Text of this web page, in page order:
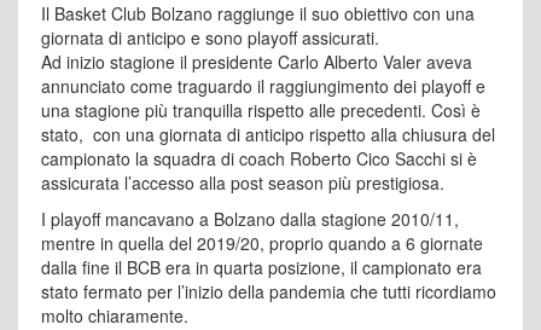
Il Basket Club Bolzano raggiunge il suo obiettivo con una
giornata di anticipo e sono playoff assicurati.
Ad inizio stagione il presidente Carlo Alberto Valer aveva
annunciato come traguardo il raggiungimento dei playoff e
una stagione più tranquilla rispetto alle precedenti. Così è
stato, con una giornata di anticipo rispetto alla chiusura del
campionato la squadra di coach Roberto Cico Sacchi si è
assicurata l’accesso alla post season più prestigiosa.
I playoff mancavano a Bolzano dalla stagione 2010/11,
mentre in quella del 2019/20, proprio quando a 6 giornate
dalla fine il BCB era in quarta posizione, il campionato era
stato fermato per l’inizio della pandemia che tutti ricordiamo
molto chiaramente.